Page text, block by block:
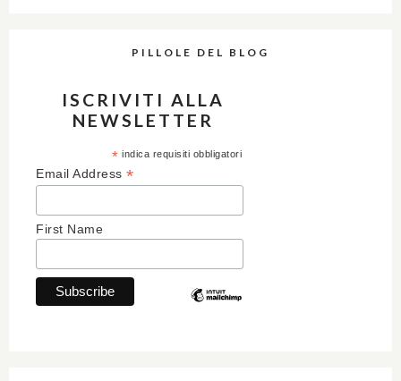
PILLOLE DEL BLOG
ISCRIVITI ALLA
NEWSLETTER
* indica requisiti obbligatori
Email Address *
First Name